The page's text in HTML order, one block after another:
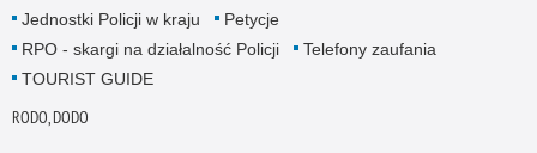
Jednostki Policji w kraju
Petycje
RPO - skargi na działalność Policji
Telefony zaufania
TOURIST GUIDE
RODO, DODO